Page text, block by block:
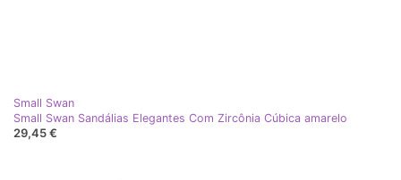
Small Swan
Small Swan Sandálias Elegantes Com Zircônia Cúbica amarelo
29,45 €